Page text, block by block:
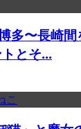
多〜長崎
とそ...